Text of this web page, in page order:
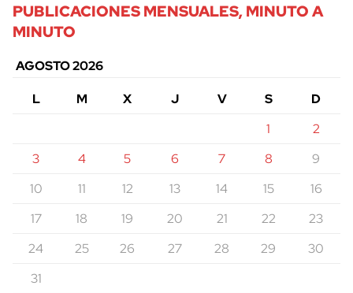
PUBLICACIONES MENSUALES, MINUTO A
MINUTO
AGOSTO 2026
L
M X J V S
D
1
2
3
4 5 6 7 8
9
10
11 12 13 14 15
16
17
18 19 20 21 22
23
24
25 26 27 28 29
30
31